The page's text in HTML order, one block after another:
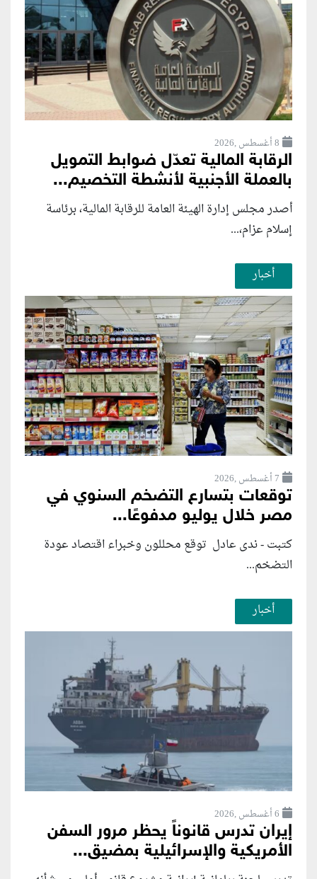
8 أغسطس ,2026
الرقابة المالية تعدّل ضوابط التمويل
بالعملة الأجنبية لأنشطة التخصيم...
أصدر مجلس إدارة الهيئة العامة للرقابة المالية، برئاسة
إسلام عزام،...
أخبار
7 أغسطس ,2026
توقعات بتسارع التضخم السنوي في
مصر خلال يوليو مدفوعًا...
كتبت - ندى عادل توقع محللون وخبراء اقتصاد عودة
التضخم...
أخبار
6 أغسطس ,2026
إيران تدرس قانوناً يحظر مرور السفن
الأمريكية والإسرائيلية بمضيق...